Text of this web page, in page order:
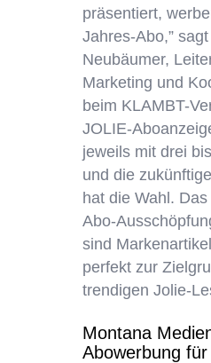
präsentiert,
Jahres-Abo,”
Neubäumer,
Marketing und
beim KLAMBT-
JOLIE-
jeweils mit drei
und die
hat die Wahl.
Abo-
sind
perfekt zur
trendigen Jolie-
Montana
Abowerbung